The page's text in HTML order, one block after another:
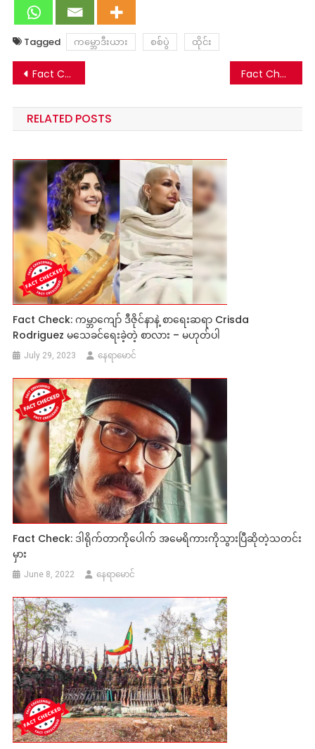
Tagged ကမ္ဘောဒီးယား စစ်ပွဲ ထိုင်း
Post
navigation
Fact Check: အာဇာနည့်နေ့ အခမ်းအနား ဖောက်ခွဲတိုက်ခိုက်ခံရပြီး စစ်ခေါင်းဆောင် သေဆုံးတဲ့ သတင်းတု Fact Check: မြိုင်ကြီးငူတွေ့ဆုံပွဲအပြီး KNA က ထုတ်ပြန်ချက်ထုတ်ပြန်ခဲ့သလား- မဟုတ်ပါ
RELATED POSTS
Fact Check: ကမ္ဘာကျော် ဒီဇိုင်နာနဲ့ စာရေးဆရာ Crisda
Rodriguez မသေခင်ရေးခဲ့တဲ့ စာလား – မဟုတ်ပါ
July 29, 2023 နေရာမောင်
Fact Check: ဒါရိုက်တာကိုပေါက် အမေရိကားကိုသွားပြီဆိုတဲ့သတင်း
မှား
June 8, 2022 နေရာမောင်